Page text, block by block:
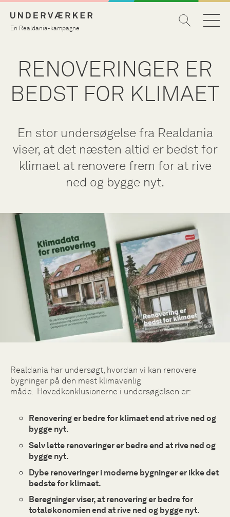
En Realdania-kampagne
RENOVERINGER ER
BEDST FOR KLIMAET
En stor undersøgelse fra Realdania
viser, at det næsten altid er bedst for
klimaet at renovere frem for at rive
ned og bygge nyt.
Realdania har undersøgt, hvordan vi kan renovere
bygninger på den mest klimavenlig
måde. Hovedkonklusionerne i undersøgelsen er:
Renovering er bedre for klimaet end at rive ned og
bygge nyt.
Selv lette renoveringer er bedre end at rive ned og
bygge nyt.
Dybe renoveringer i moderne bygninger er ikke det
bedste for klimaet.
Beregninger viser, at renovering er bedre for
totaløkonomien end at rive ned og bygge nyt.